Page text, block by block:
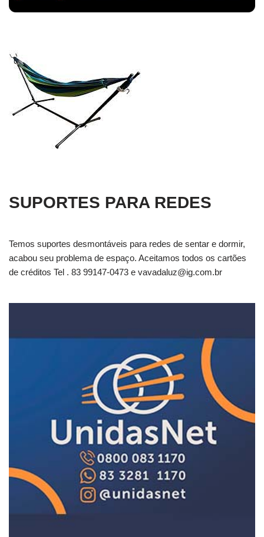
SUPORTES PARA REDES
Temos suportes desmontáveis para redes de sentar e dormir,
acabou seu problema de espaço. Aceitamos todos os cartões
de créditos Tel . 83 99147-0473 e vavadaluz@ig.com.br